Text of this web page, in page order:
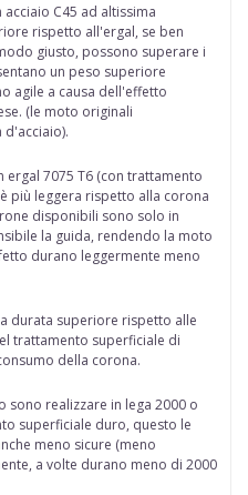
acciaio C45 ad altissima
rispetto all'ergal, se ben
giusto, possono superare i
un peso superiore
agile a causa dell'effetto
. (le moto originali
ergal 7075 T6 (con trattamento
più leggera rispetto alla corona
disponibili sono solo in
la guida, rendendo la moto
durano leggermente meno
durata superiore rispetto alle
trattamento superficiale di
della corona.
sono realizzare in lega 2000 o
superficiale duro, questo le
meno sicure (meno
a volte durano meno di 2000